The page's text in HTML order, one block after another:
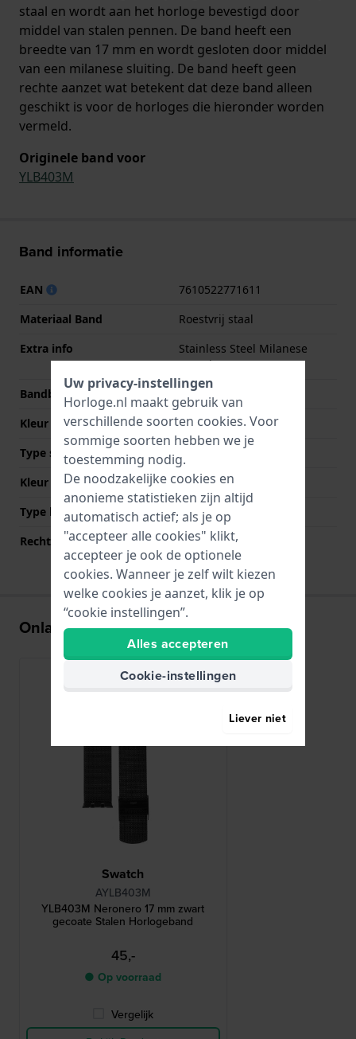
staal en wordt aan het horloge bevestigd door
middel van stalen pennen. De band heeft een
breedte van 17 mm en wordt gesloten door middel
van een milanese sluiting. De band heeft geen
rechte aanzet wat betekent dat deze band alleen
geschikt is voor de horloges die hieronder worden
vermeld.
Originele band voor
YLB403M
Band informatie
EAN
7610522771611
Materiaal Band
Roestvrij staal
Extra info
Stainless Steel Milanese
Bracelet
Bandbreedte
17 mm
Kleur Band
Zwart
Type sluiting
Milanese sluiting
Kleur sluiting
Zwart
Type bevestiging
Stalen pennen
Rechte bandaanzet
Nee
Onlangs bekeken
Swatch
AYLB403M
YLB403M Neronero 17 mm zwart
gecoate Stalen Horlogeband
45,-
● Op voorraad
Vergelijk
Uw privacy-instellingen
Horloge.nl maakt gebruik van
verschillende soorten cookies. Voor
sommige soorten hebben we je
toestemming nodig.
De noodzakelijke cookies en
anonieme statistieken zijn altijd
automatisch actief; als je op
"accepteer alle cookies" klikt,
accepteer je ook de optionele
cookies. Wanneer je zelf wilt kiezen
welke cookies je aanzet, klik je op
“cookie instellingen”.
Alles accepteren
Cookie-instellingen
Liever niet